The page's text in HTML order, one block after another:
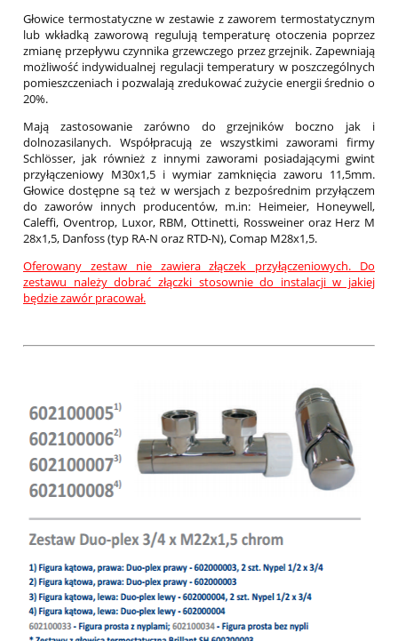
Głowice termostatyczne w zestawie z zaworem termostatycznym
lub wkładką zaworową regulują temperaturę otoczenia poprzez
zmianę przepływu czynnika grzewczego przez grzejnik. Zapewniają
możliwość indywidualnej regulacji temperatury w poszczególnych
pomieszczeniach i pozwalają zredukować zużycie energii średnio o
20%.
Mają zastosowanie zarówno do grzejników boczno jak i
dolnozasilanych. Współpracują ze wszystkimi zaworami firmy
Schlösser, jak również z innymi zaworami posiadającymi gwint
przyłączeniowy M30x1,5 i wymiar zamknięcia zaworu 11,5mm.
Głowice dostępne są też w wersjach z bezpośrednim przyłączem
do zaworów innych producentów, m.in: Heimeier, Honeywell,
Caleffi, Oventrop, Luxor, RBM, Ottinetti, Rossweiner oraz Herz M
28x1,5, Danfoss (typ RA-N oraz RTD-N), Comap M28x1,5.
Oferowany zestaw nie zawiera złączek przyłączeniowych. Do
zestawu należy dobrać złączki stosownie do instalacji w jakiej
będzie zawór pracował.